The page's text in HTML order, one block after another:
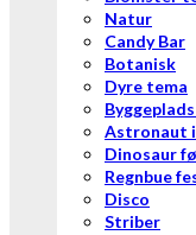
Natur
Candy Bar
Botanisk
Dyre tema
Astronaut i
Dinosaur
Regnbue
Disco
Striber